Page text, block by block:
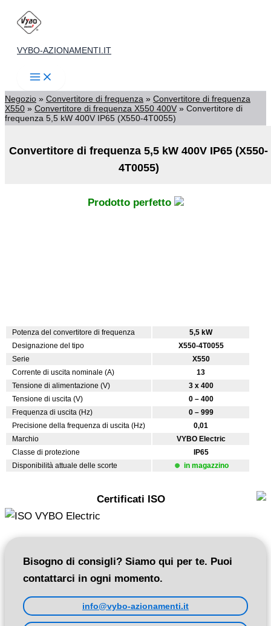
contenuto
VYBO-AZIONAMENTI.IT
Negozio » Convertitore di frequenza » Convertitore di frequenza
X550 » Convertitore di frequenza X550 400V » Convertitore di
frequenza 5,5 kW 400V IP65 (X550-4T0055)
Convertitore di frequenza 5,5 kW 400V IP65 (X550-
4T0055)
Prodotto perfetto
Potenza del convertitore di frequenza
5,5 kW
Designazione del tipo
X550-4T0055
Serie
X550
Corrente di uscita nominale (A)
13
Tensione di alimentazione (V)
3 x 400
Tensione di uscita (V)
0 – 400
Frequenza di uscita (Hz)
0 – 999
Precisione della frequenza di uscita (Hz)
0,01
Marchio
VYBO Electric
Classe di protezione
IP65
Disponibilità attuale delle scorte
in magazzino
Certificati ISO
Bisogno di consigli? Siamo qui per te. Puoi
contattarci in ogni momento.
info@vybo-azionamenti.it